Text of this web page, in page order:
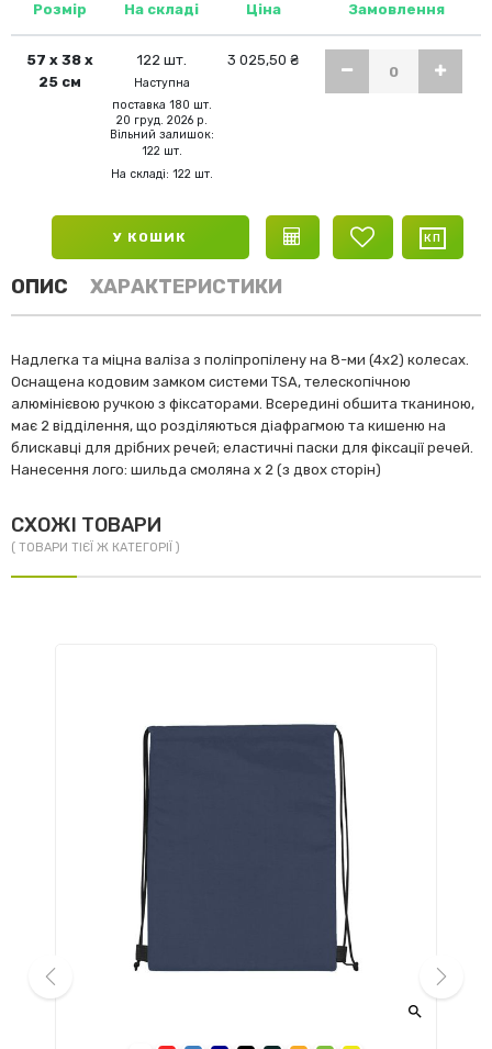
Розмір На складі Ціна Замовлення
57 х 38 х
25 см
122 шт.
Наступна
поставка 180 шт.
20 груд. 2026 р.
Вільний залишок:
122 шт.
На складі: 122 шт.
3 025,50 ₴
У КОШИК
ОПИС ХАРАКТЕРИСТИКИ
Надлегка та міцна валіза з поліпропілену на 8-ми (4х2) колесах.
Оснащена кодовим замком системи TSA, телескопічною
алюмінієвою ручкою з фіксаторами. Всередині обшита тканиною,
має 2 відділення, що розділяються діафрагмою та кишеню на
блискавці для дрібних речей; еластичні паски для фіксації речей.
Нанесення лого: шильда смоляна х 2 (з двох сторін)
СХОЖІ ТОВАРИ
( ТОВАРИ ТІЄЇ Ж КАТЕГОРІЇ )
